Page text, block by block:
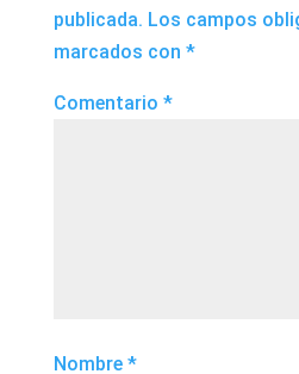
publicada. Los campos
marcados con *
Comentario *
Nombre *